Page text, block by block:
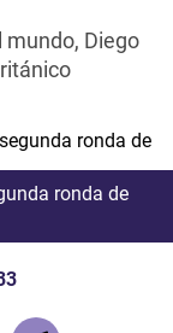
mundo, Diego
ronda de